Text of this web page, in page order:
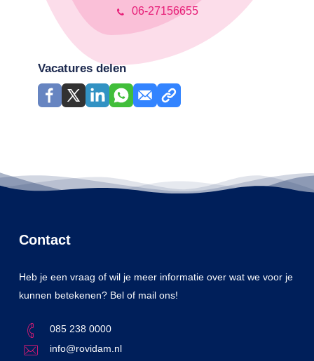
06-27156655
Vacatures delen
Contact
Heb je een vraag of wil je meer informatie over wat we voor je
kunnen betekenen? Bel of mail ons!
085 238 0000
info@rovidam.nl